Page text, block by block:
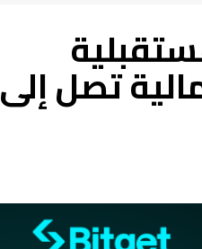
تصل إلى